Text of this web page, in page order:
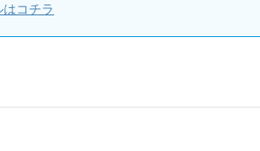
コチラ